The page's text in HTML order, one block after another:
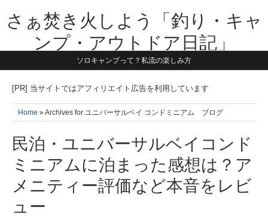
さぁ焚き火しよう「釣り・キャ
ンプ・アウトドア日記」
【テーマは子供と一緒に本気で遊ぶ】1981年うまれ・横浜在住。妻と3
す。同じ世代のお父さんに読んで頂けたら嬉しいです！よろしくお願い
ソロキャンプって？私流の楽しみ方
[PR] 当サイトではアフィリエイト広告を利用しています
Home » Archives for ユニバーサルベイ コンドミニアム ブログ
民泊・ユニバーサルベイコンド
ミニアムに泊まった感想は？ア
メニティー評価など本音をレビ
ュー